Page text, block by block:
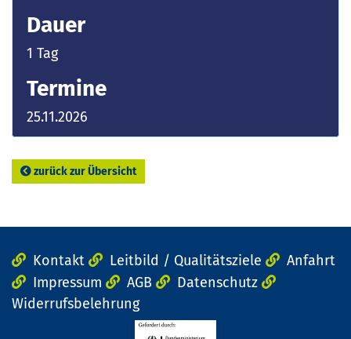
Dauer
1 Tag
Termine
25.11.2026
zurück zur Übersicht
Kontakt Leitbild / Qualitätsziele
Anfahrt
Impressum
AGB
Datenschutz
Widerrufsbelehrung